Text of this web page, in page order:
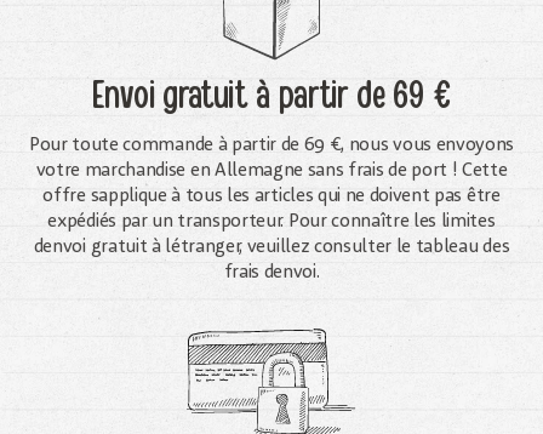
Envoi gratuità partir de 69 €
Pour toute commande à partir de 69 €, nous vous envoyons
votre marchandise en Allemagne sans frais de port ! Cette
offre sapplique à tous les articles qui ne doivent pas être
expédiés par un transporteur. Pour connaître les limites
denvoi gratuit à létranger, veuillez consulter le tableau des
frais denvoi.